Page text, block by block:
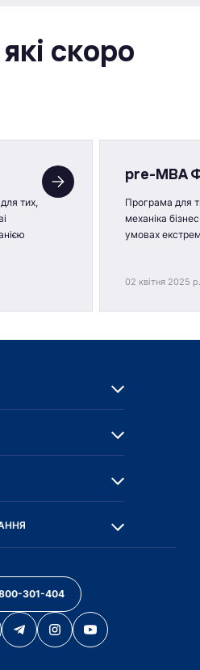
скоро
тих,
pre-MBA
Програма для
механіка
умовах
02 квітня 2025 р.
301-404